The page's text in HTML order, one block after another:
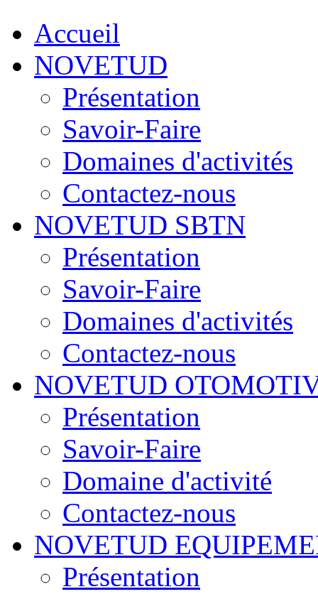
Accueil
NOVETUD
Présentation
Savoir-Faire
Domaines d'activités
Contactez-nous
NOVETUD SBTN
Présentation
Savoir-Faire
Domaines d'activités
Contactez-nous
NOVETUD
Présentation
Savoir-Faire
Domaine d'activité
Contactez-nous
NOVETUD
Présentation